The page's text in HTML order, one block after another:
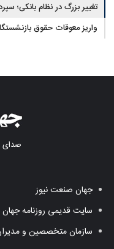
تغییر بزرگ در نظام بانکی؛
واریز معوقات حقوق
جهان صنعت نیوز
سایت قدیمی روزنامه
سازمان متخصصین و